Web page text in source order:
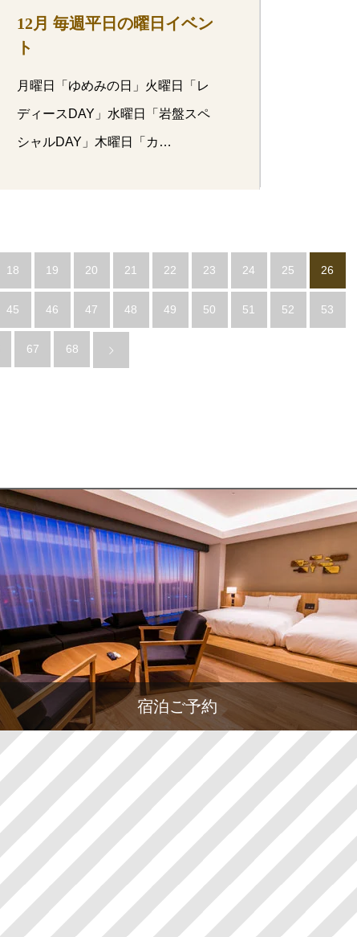
12月 毎週平日の曜日イベン
ト
月曜日「ゆめみの日」火曜日「レ
ディースDAY」水曜日「岩盤スペ
シャルDAY」木曜日「カ…
18 19 20 21 22 23 24 25 26
45 46 47 48 49 50 51 52 53
67 68
宿泊ご予約